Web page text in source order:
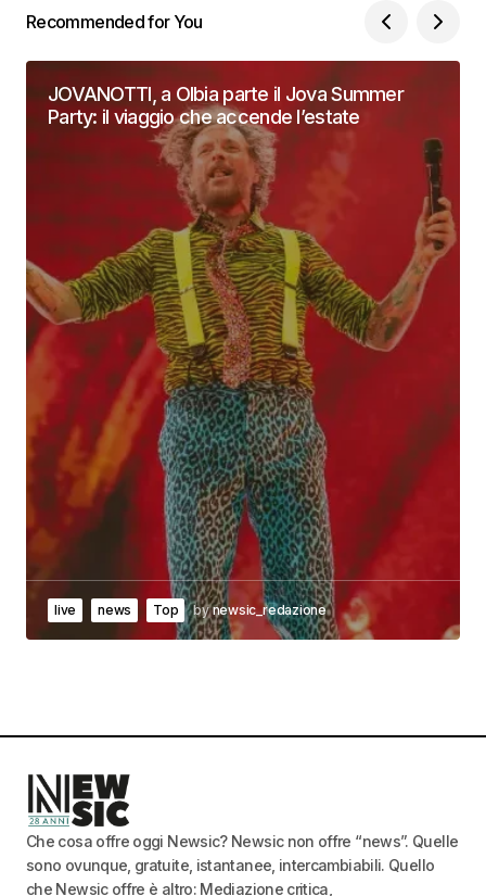
Recommended for You
JOVANOTTI, a Olbia parte il Jova Summer
Party: il viaggio che accende l’estate
live news Top bynewsic_redazione
Che cosa offre oggi Newsic? Newsic non offre “news”. Quelle
sono ovunque, gratuite, istantanee, intercambiabili. Quello
che Newsic offre è altro: Mediazione critica,